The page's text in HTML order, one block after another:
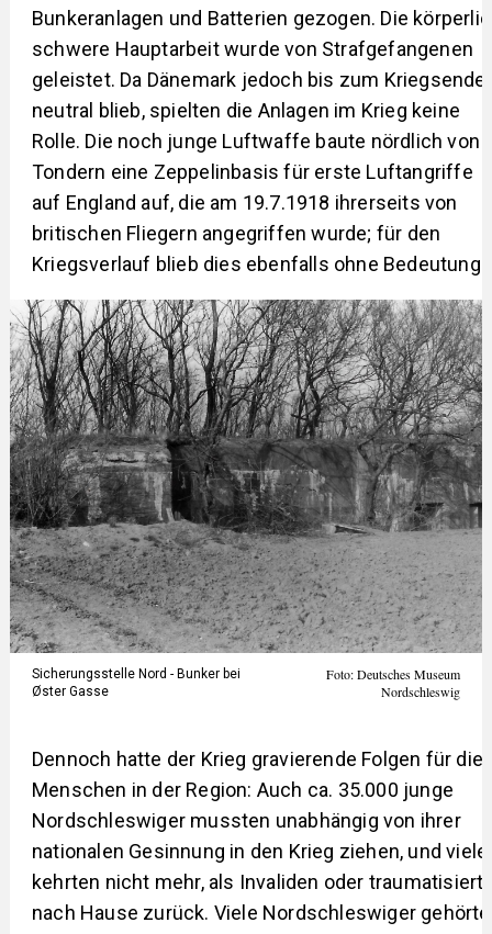
Bunkeranlagen und Batterien gezogen. Die
schwere Hauptarbeit wurde von Strafgefangenen
geleistet. Da Dänemark jedoch bis zum Kriegsende
neutral blieb, spielten die Anlagen im Krieg keine
Rolle. Die noch junge Luftwaffe baute nördlich von
Tondern eine Zeppelinbasis für erste Luftangriffe
auf England auf, die am 19.7.1918 ihrerseits von
britischen Fliegern angegriffen wurde; für den
Kriegsverlauf blieb dies ebenfalls ohne Bedeutung.
Sicherungsstelle Nord - Bunker bei
Øster Gasse
Foto: Deutsches Museum
Nordschleswig
Dennoch hatte der Krieg gravierende Folgen für die
Menschen in der Region: Auch ca. 35.000 junge
Nordschleswiger mussten unabhängig von ihrer
nationalen Gesinnung in den Krieg ziehen, und viele
kehrten nicht mehr, als Invaliden oder traumatisiert
nach Hause zurück. Viele Nordschleswiger